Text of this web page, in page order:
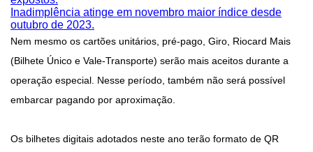
Inadimplência atinge em novembro maior índice desde
outubro de 2023.
Nem mesmo os cartões unitários, pré-pago, Giro, Riocard Mais
(Bilhete Único e Vale-Transporte) serão mais aceitos durante a
operação especial. Nesse período, também não será possível
embarcar pagando por aproximação.
Os bilhetes digitais adotados neste ano terão formato de QR